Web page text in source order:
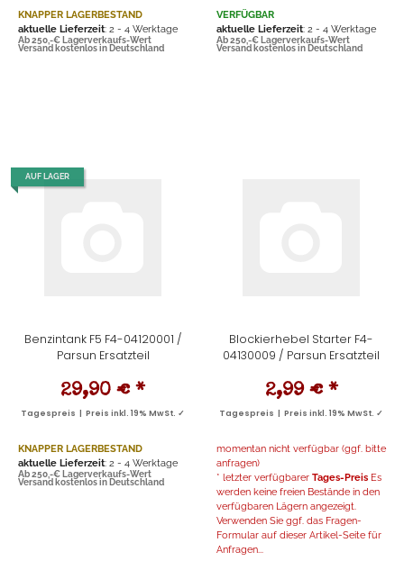
KNAPPER LAGERBESTAND
aktuelle Lieferzeit: 2 - 4 Werktage
Ab 250,-€ Lagerverkaufs-Wert
Versand kostenlos in Deutschland
VERFÜGBAR
aktuelle Lieferzeit: 2 - 4 Werktage
Ab 250,-€ Lagerverkaufs-Wert
Versand kostenlos in Deutschland
AUF LAGER
Benzintank F5 F4-04120001 /
Parsun Ersatzteil
29,90 € *
Tagespreis | Preis inkl. 19% MwSt. ✓
KNAPPER LAGERBESTAND
aktuelle Lieferzeit: 2 - 4 Werktage
Ab 250,-€ Lagerverkaufs-Wert
Versand kostenlos in Deutschland
Blockierhebel Starter F4-
04130009 / Parsun Ersatzteil
2,99 € *
Tagespreis | Preis inkl. 19% MwSt. ✓
momentan nicht verfügbar (ggf. bitte
anfragen)
* letzter verfügbarer Tages-Preis Es
werden keine freien Bestände in den
verfügbaren Lägern angezeigt.
Verwenden Sie ggf. das Fragen-
Formular auf dieser Artikel-Seite für
Anfragen...